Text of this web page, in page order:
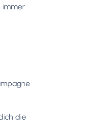
immer
die